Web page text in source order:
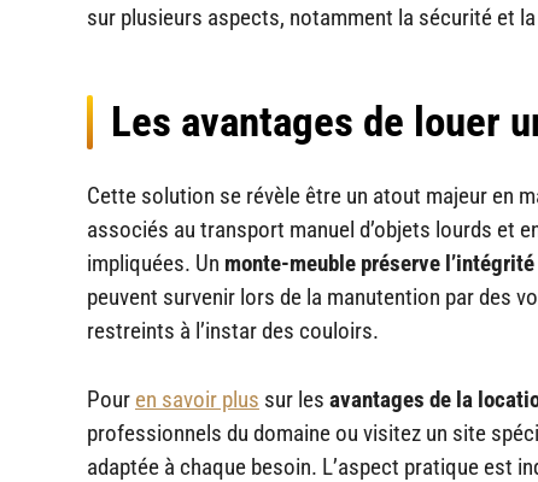
sur plusieurs aspects, notamment la sécurité et
Les avantages de louer
Cette solution se révèle être un atout majeur en
associés au transport manuel d’objets lourds et
impliquées. Un monte-meuble préserve
peuvent survenir lors de la manutention par des
restreints à l’instar des couloirs.
Pour en savoir plus sur les avantages de la
professionnels du domaine ou visitez un site
adaptée à chaque besoin. L’aspect pratique est